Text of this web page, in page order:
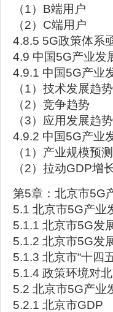
（1）B端用户
（2）C端用户
4.8.5 5G政策体系
4.9 中国5G产业发
4.9.1 中国5G产业
（1）技术发展趋势
（2）竞争趋势
（3）应用发展趋势
4.9.2 中国5G产业
（1）产业规模预测
（2）拉动GDP增
第5章：北京市5G
5.1 北京市5G产业
5.1.1 北京市5G发
5.1.2 北京市5G发
5.1.3 北京市“十四
5.1.4 政策环境对
5.2 北京市5G产业
5.2.1 北京市GDP